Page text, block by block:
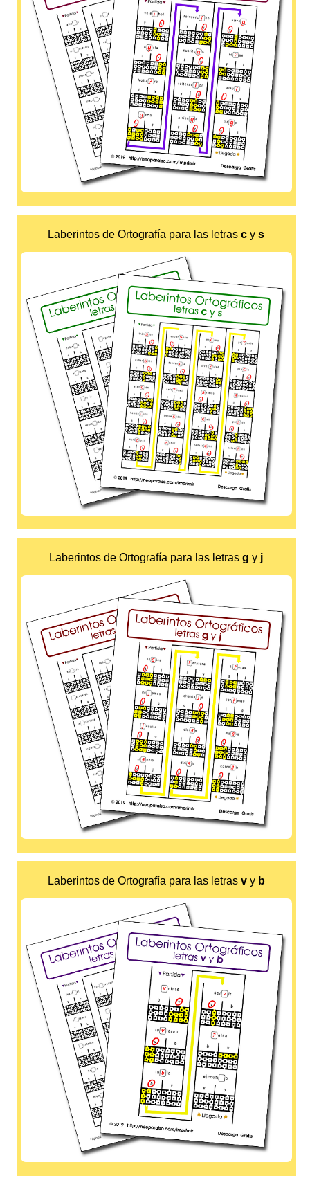
Laberintos de Ortografía para las letrasc ys
Laberintos de Ortografía para las letrasg y j
Laberintos de Ortografía para las letras vy b